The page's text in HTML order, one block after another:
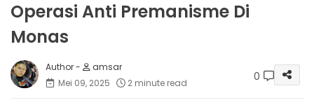
Operasi Anti Premanisme Di
Monas
amsar
Mei 09, 2025
2 minute read 0